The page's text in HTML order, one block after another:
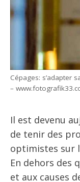
Cépages: s’adapter
–
Il est devenu
de tenir des
optimistes sur
En dehors des
et aux causes